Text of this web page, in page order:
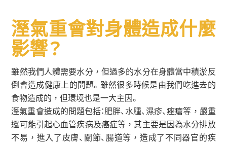
溼氣重會對身體造成什麼
影響？
雖然我們人體需要水分，但過多的水分在身體當中積淤反
倒會造成健康上的問題。雖然很多時候是由我們吃進去的
食物造成的，但環境也是一大主因。
溼氣重會造成的問題包括：肥胖、水腫、濕疹、痤瘡等，嚴重
還可能引起心血管疾病及癌症等，其主要是因為水分排放
不易，進入了皮膚、關節、腸道等，造成了不同器官的疾